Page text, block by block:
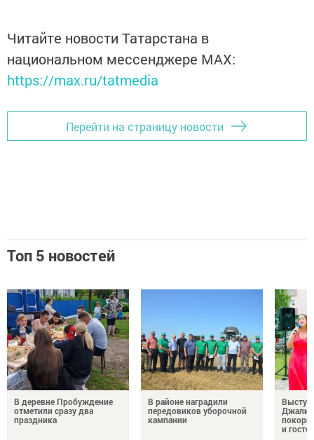
Читайте новости Татарстана в
национальном мессенджере MАХ:
https://max.ru/tatmedia
Перейти на страницу новости
Топ 5 новостей
В деревне Пробуждение
отметили сразу два
праздника
В районе наградили
передовиков уборочной
кампании
и